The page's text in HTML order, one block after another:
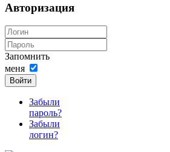
Авторизация
Запомнить
меня
Войти
Забыли
пароль?
Забыли
логин?